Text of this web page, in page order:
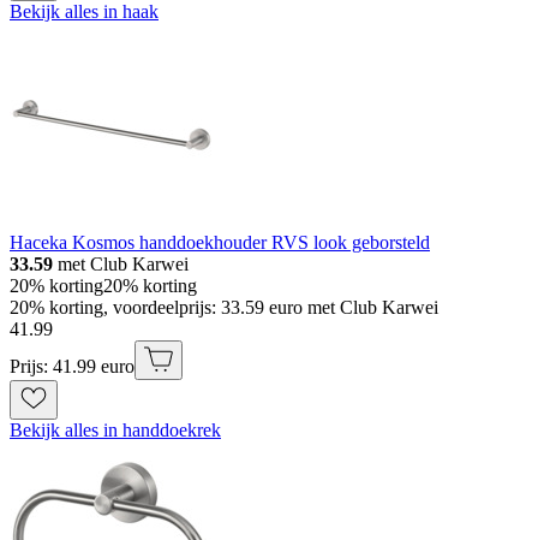
Bekijk alles in haak
Haceka Kosmos handdoekhouder RVS look geborsteld
33.59 met Club Karwei
20% korting20% korting
20% korting, voordeelprijs: 33.59 euro met Club Karwei
41 .99
Prijs: 41.99 euro
Bekijk alles in handdoekrek